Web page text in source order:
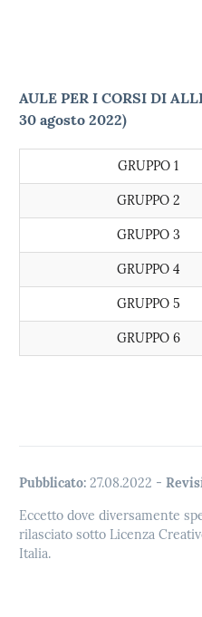
AULE PER I CORSI DI
30 agosto 2022)
GRUPPO 1
GRUPPO 2
GRUPPO 3
GRUPPO 4
GRUPPO 5
GRUPPO 6
Pubblicato: 27.08.2022 -
Eccetto dove diversamente
rilasciato sotto Licenza
Italia.